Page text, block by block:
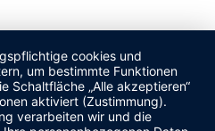
cookies und
um bestimmte Funktionen
Schaltfläche „Alle akzeptieren“
aktiviert (Zustimmung).
verarbeiten wir und die